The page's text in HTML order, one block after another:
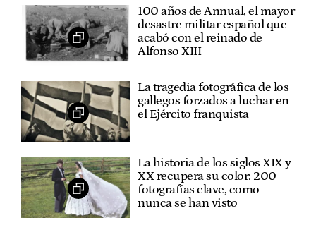
100 años de Annual, el mayor
desastre militar español que
acabó con el reinado de
Alfonso XIII
La tragedia fotográfica de los
gallegos forzados a luchar en
el Ejército franquista
La historia de los siglos XIX y
XX recupera su color: 200
fotografías clave, como
nunca se han visto